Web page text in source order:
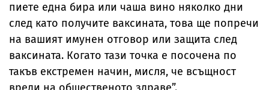
пиете една бира или чаша вино няколко дни
след като получите ваксината, това ще попречи
на вашият имунен отговор или защита след
ваксината. Когато тази точка е посочена по
такъв екстремен начин, мисля, че всъщност